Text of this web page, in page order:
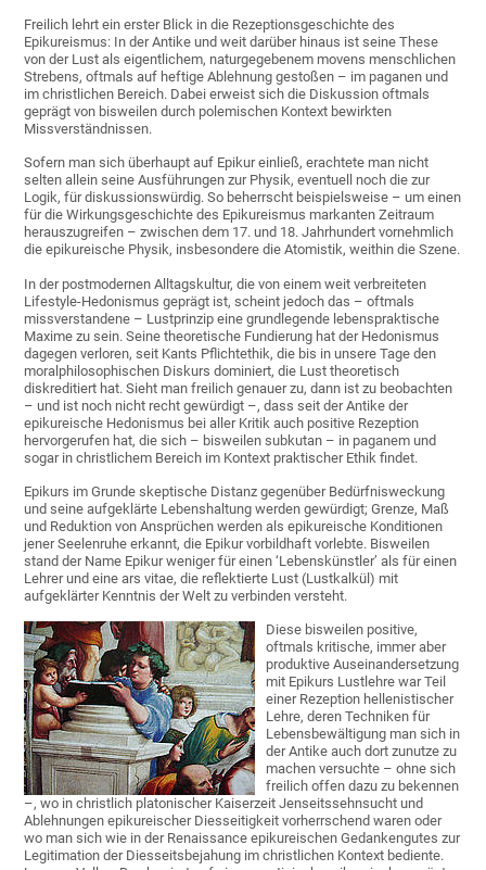
Freilich lehrt ein erster Blick in die Rezeptionsgeschichte des
Epikureismus: In der Antike und weit darüber hinaus ist seine These
von der Lust als eigentlichem, naturgegebenem movens menschlichen
Strebens, oftmals auf heftige Ablehnung gestoßen – im paganen und
im christlichen Bereich. Dabei erweist sich die Diskussion oftmals
geprägt von bisweilen durch polemischen Kontext bewirkten
Missverständnissen.
Sofern man sich überhaupt auf Epikur einließ, erachtete man nicht
selten allein seine Ausführungen zur Physik, eventuell noch die zur
Logik, für diskussionswürdig. So beherrscht beispielsweise – um einen
für die Wirkungsgeschichte des Epikureismus markanten Zeitraum
herauszugreifen – zwischen dem 17. und 18. Jahrhundert vornehmlich
die epikureische Physik, insbesondere die Atomistik, weithin die Szene.
In der postmodernen Alltagskultur, die von einem weit verbreiteten
Lifestyle-Hedonismus geprägt ist, scheint jedoch das – oftmals
missverstandene – Lustprinzip eine grundlegende lebenspraktische
Maxime zu sein. Seine theoretische Fundierung hat der Hedonismus
dagegen verloren, seit Kants Pflichtethik, die bis in unsere Tage den
moralphilosophischen Diskurs dominiert, die Lust theoretisch
diskreditiert hat. Sieht man freilich genauer zu, dann ist zu beobachten
– und ist noch nicht recht gewürdigt –, dass seit der Antike der
epikureische Hedonismus bei aller Kritik auch positive Rezeption
hervorgerufen hat, die sich – bisweilen subkutan – in paganem und
sogar in christlichem Bereich im Kontext praktischer Ethik findet.
Epikurs im Grunde skeptische Distanz gegenüber Bedürfnisweckung
und seine aufgeklärte Lebenshaltung werden gewürdigt; Grenze, Maß
und Reduktion von Ansprüchen werden als epikureische Konditionen
jener Seelenruhe erkannt, die Epikur vorbildhaft vorlebte. Bisweilen
stand der Name Epikur weniger für einen ‘Lebenskünstler’ als für einen
Lehrer und eine ars vitae, die reflektierte Lust (Lustkalkül) mit
aufgeklärter Kenntnis der Welt zu verbinden versteht.
Diese bisweilen positive,
oftmals kritische, immer aber
produktive Auseinandersetzung
mit Epikurs Lustlehre war Teil
einer Rezeption hellenistischer
Lehre, deren Techniken für
Lebensbewältigung man sich in
der Antike auch dort zunutze zu
machen versuchte – ohne sich
freilich offen dazu zu bekennen
–, wo in christlich platonischer Kaiserzeit Jenseitssehnsucht und
Ablehnungen epikureischer Diesseitigkeit vorherrschend waren oder
wo man sich wie in der Renaissance epikureischen Gedankengutes zur
Legitimation der Diesseitsbejahung im christlichen Kontext bediente.